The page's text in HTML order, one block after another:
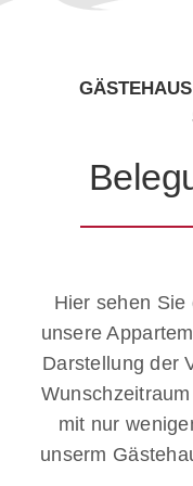
Hier sehen
unsere
Darstellung der
mit nur
unserm